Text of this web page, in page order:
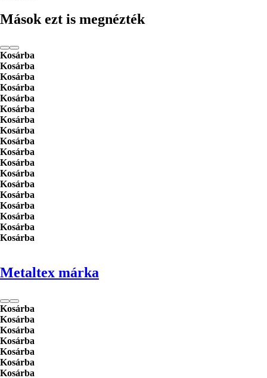
Mások ezt is megnézték
Kosárba
Kosárba
Kosárba
Kosárba
Kosárba
Kosárba
Kosárba
Kosárba
Kosárba
Kosárba
Kosárba
Kosárba
Kosárba
Kosárba
Kosárba
Kosárba
Kosárba
Kosárba
Metaltex márka
Kosárba
Kosárba
Kosárba
Kosárba
Kosárba
Kosárba
Kosárba